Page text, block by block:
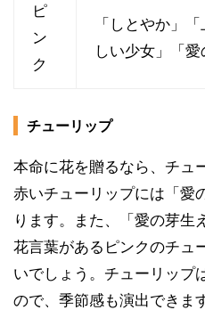
ピ
ン
ク
「しとやか」
しい少女」「愛
チューリップ
本命に花を贈るなら、チュ
赤いチューリップには「愛
ります。また、「愛の芽生
花言葉があるピンクのチュ
いでしょう。チューリップ
ので、季節感も演出できま